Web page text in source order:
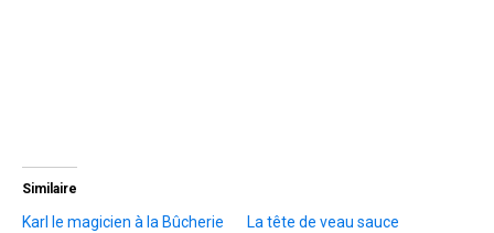
Similaire
Karl le magicien à la Bûcherie
La tête de veau sauce